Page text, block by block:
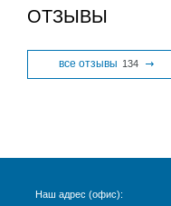
ОТЗЫВЫ
все отзывы 134
Наш адрес (офис):